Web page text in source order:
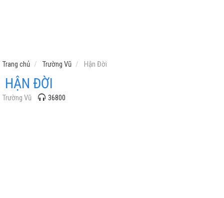
Trang chủ Trường Vũ Hận Đời
HẬN ĐỜI
Trường Vũ 36800